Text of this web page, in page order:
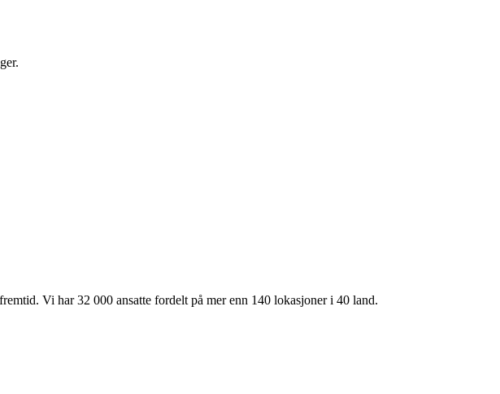
Vi har 32 000 ansatte fordelt på mer enn 140 lokasjoner i 40 land.